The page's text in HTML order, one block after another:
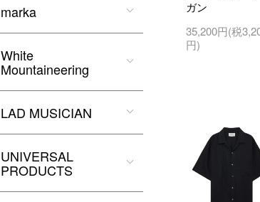
ガン
35,200円(税
円)
marka
White
Mountaineering
LAD MUSICIAN
UNIVERSAL
PRODUCTS